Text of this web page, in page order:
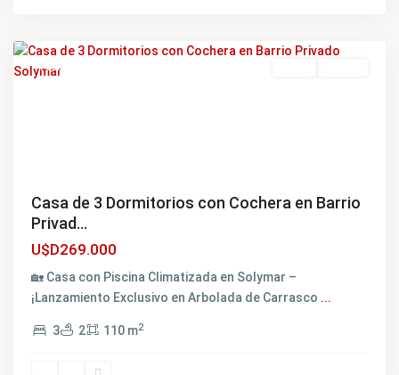
Featured
Casa de 3 Dormitorios con Cochera en Barrio
Privad...
U$D269.000
🏡 Casa con Piscina Climatizada en Solymar –
¡Lanzamiento Exclusivo en Arbolada de Carrasco ...
3 2 110 m2
Ciudad